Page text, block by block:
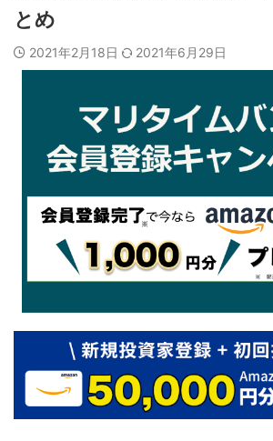
とめ
2021年2月18日 2021年6月29日